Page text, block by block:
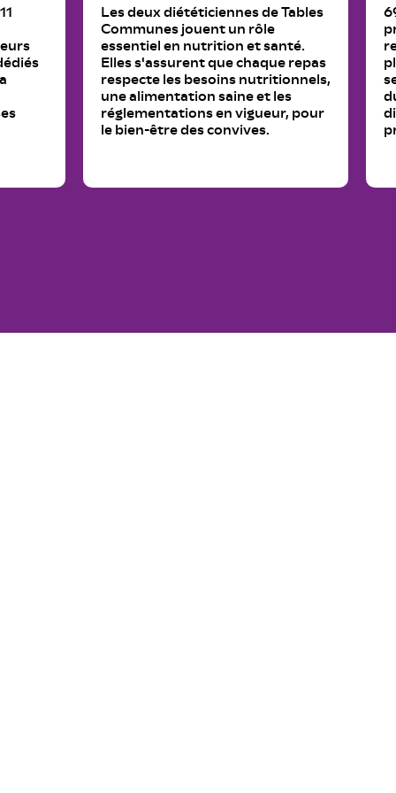
Les deux diététiciennes de Tables
Communes jouent un rôle
essentiel en nutrition et santé.
Elles s'assurent que chaque repas
respecte les besoins nutritionnels,
une alimentation saine et les
réglementations en vigueur, pour
le bien-être des convives.